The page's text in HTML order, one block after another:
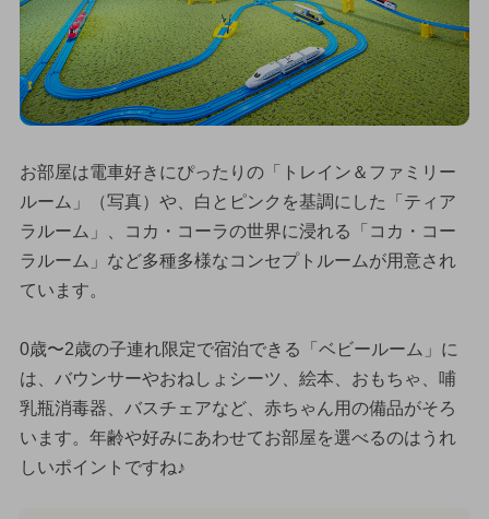
お部屋は電車好きにぴったりの「トレイン＆ファミリー
ルーム」（写真）や、白とピンクを基調にした「ティア
ラルーム」、コカ・コーラの世界に浸れる「コカ・コー
ラルーム」など多種多様なコンセプトルームが用意され
ています。
0歳〜2歳の子連れ限定で宿泊できる「ベビールーム」に
は、バウンサーやおねしょシーツ、絵本、おもちゃ、哺
乳瓶消毒器、バスチェアなど、赤ちゃん用の備品がそろ
います。年齢や好みにあわせてお部屋を選べるのはうれ
しいポイントですね♪